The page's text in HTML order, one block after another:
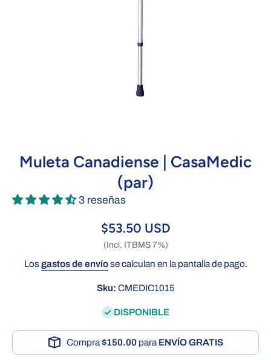
Muleta Canadiense | CasaMedic
(par)
3 reseñas
$53.50 USD
(Incl. ITBMS 7%)
Losgastos de envíose calculan en la pantalla de pago.
Sku: CMEDIC1015
DISPONIBLE
Compra$150.00 para ENVÍO GRATIS